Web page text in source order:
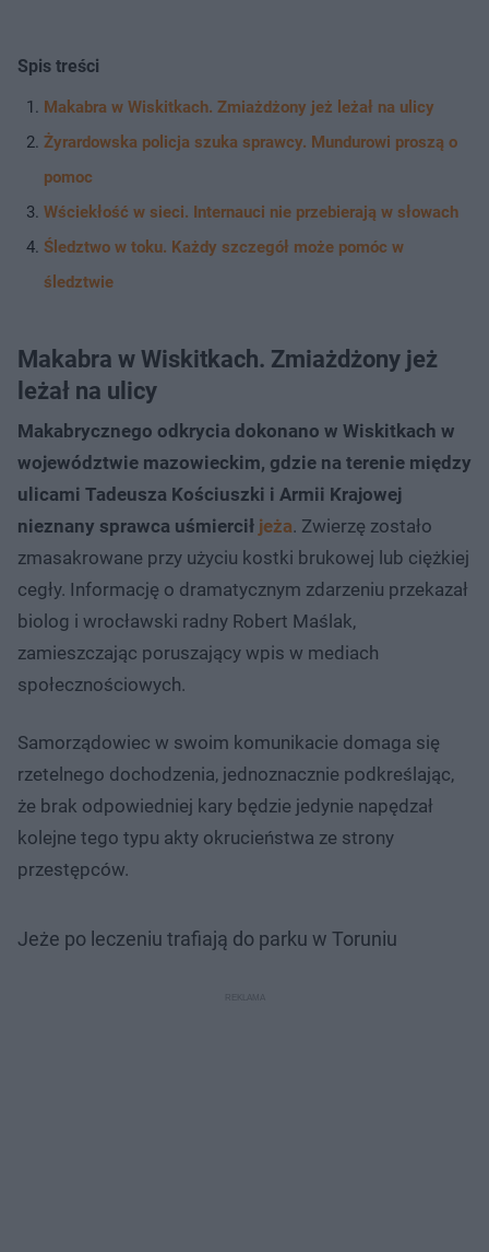
Spis treści
Makabra w Wiskitkach. Zmiażdżony jeż leżał na ulicy
Żyrardowska policja szuka sprawcy. Mundurowi proszą o
pomoc
Wściekłość w sieci. Internauci nie przebierają w słowach
Śledztwo w toku. Każdy szczegół może pomóc w
śledztwie
Makabra w Wiskitkach. Zmiażdżony jeż
leżał na ulicy
Makabrycznego odkrycia dokonano w Wiskitkach w
województwie mazowieckim, gdzie na terenie między
ulicami Tadeusza Kościuszki i Armii Krajowej
nieznany sprawca uśmiercił jeża. Zwierzę zostało
zmasakrowane przy użyciu kostki brukowej lub ciężkiej
cegły. Informację o dramatycznym zdarzeniu przekazał
biolog i wrocławski radny Robert Maślak,
zamieszczając poruszający wpis w mediach
społecznościowych.
Samorządowiec w swoim komunikacie domaga się
rzetelnego dochodzenia, jednoznacznie podkreślając,
że brak odpowiedniej kary będzie jedynie napędzał
kolejne tego typu akty okrucieństwa ze strony
przestępców.
Jeże po leczeniu trafiają do parku w Toruniu